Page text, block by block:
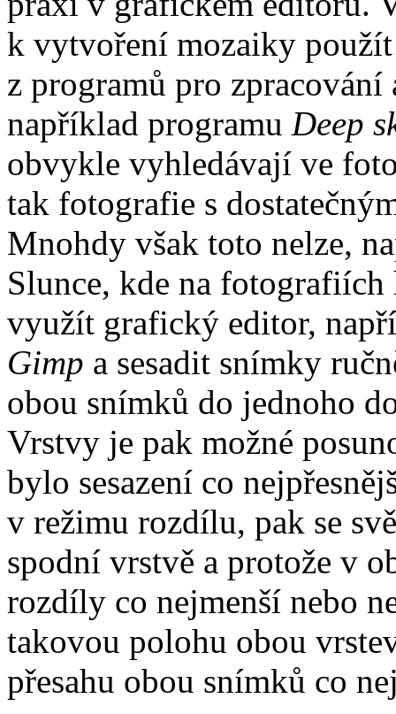
k vytvoření mozaiky
z programů pro
například programu Deep
obvykle vyhledávají ve
tak fotografie s
Mnohdy však toto nelze,
Slunce, kde na
využít grafický editor,
Gimp a sesadit snímky
obou snímků do jednoho
Vrstvy je pak možné
bylo sesazení co
v režimu rozdílu, pak se
spodní vrstvě a protože v
rozdíly co nejmenší nebo
takovou polohu obou
přesahu obou snímků co